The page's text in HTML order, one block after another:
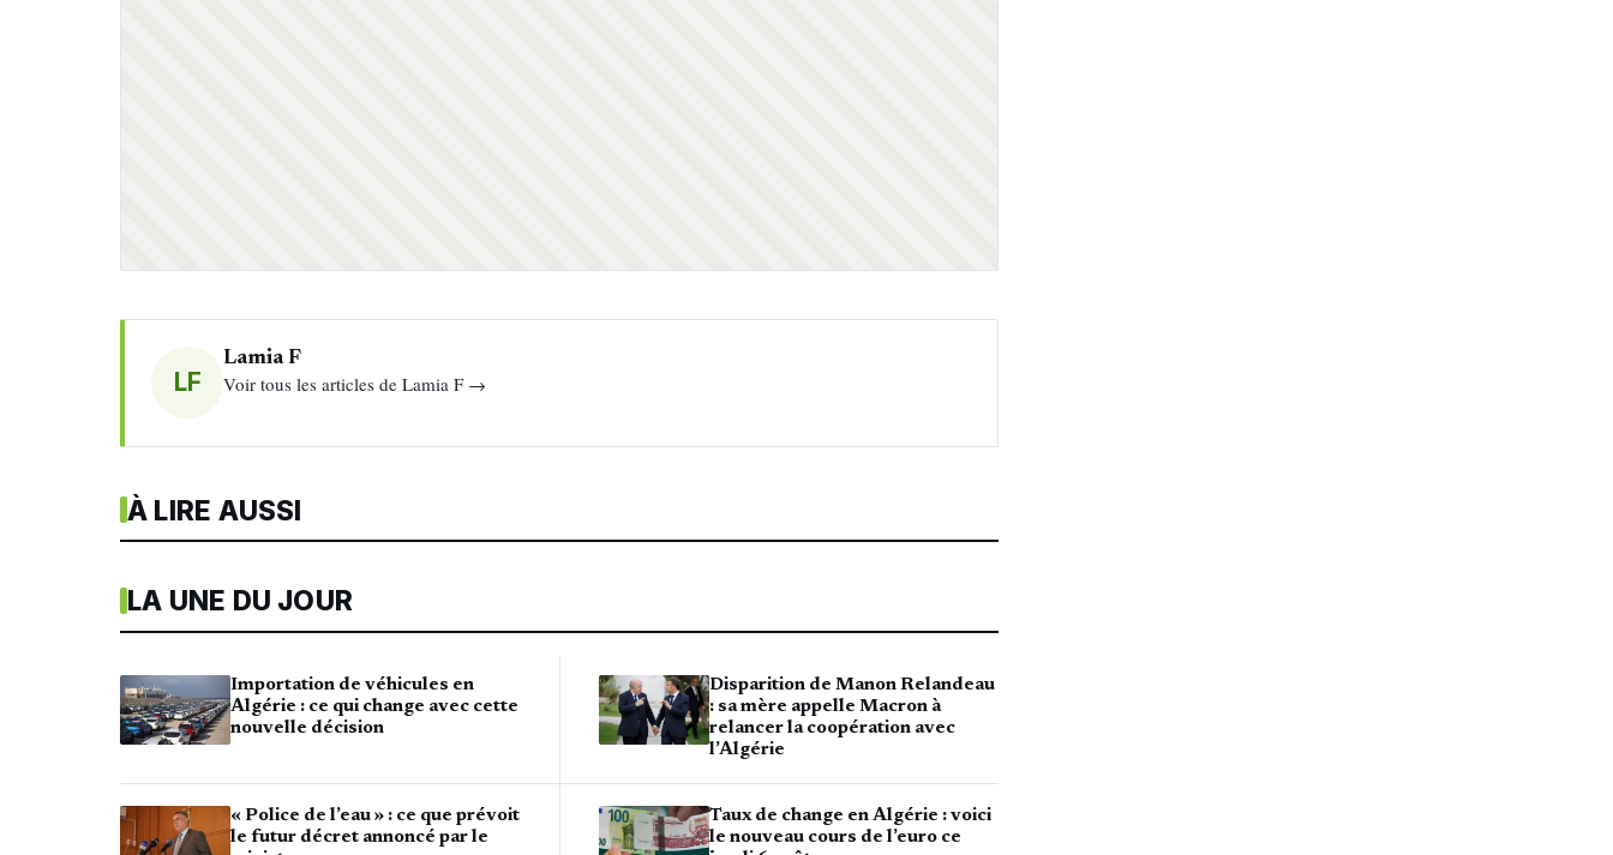
LF
Lamia F
Voir tous les articles de Lamia F →
À LIRE AUSSI
LA UNE DU JOUR
Importation de véhicules en
Algérie : ce qui change avec cette
nouvelle décision
« Police de l’eau » : ce que prévoit
le futur décret annoncé par le
Disparition de Manon Relandeau
: sa mère appelle Macron à
relancer la coopération avec
l’Algérie
Taux de change en Algérie : voici
le nouveau cours de l’euro ce